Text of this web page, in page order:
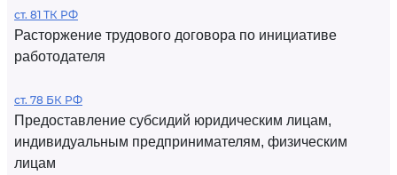
ст. 81 ТК РФ
Расторжение трудового договора по инициативе
работодателя
ст. 78 БК РФ
Предоставление субсидий юридическим лицам,
индивидуальным предпринимателям, физическим
лицам